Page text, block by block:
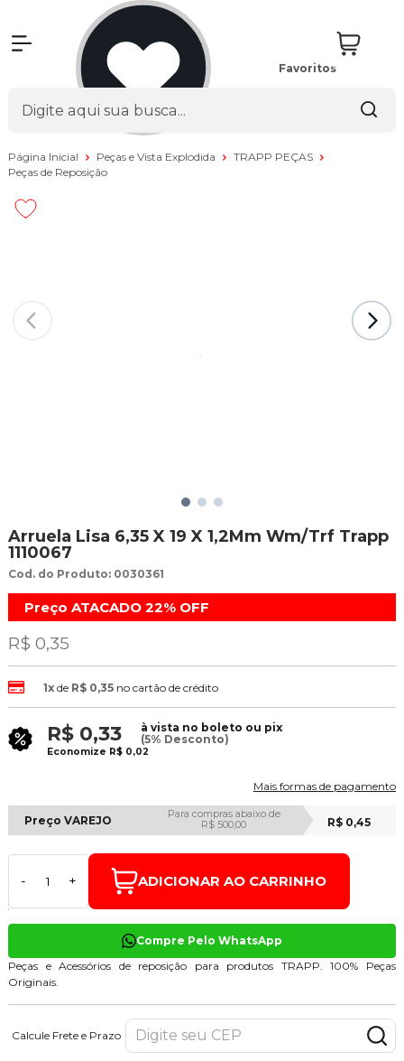
Favoritos
Página Inicial Peças e Vista Explodida
TRAPP PEÇAS
Peças de Reposição
Arruela Lisa 6,35 X 19 X 1,2Mm Wm/Trf Trapp
1110067
Cod. do Produto: 0030361
Preço ATACADO 22% OFF
R$ 0,35
1xde R$ 0,35 no cartão de crédito
R$ 0,33
à vista no boleto ou pix
(5% Desconto)
Economize R$ 0,02
Mais formas de pagamento
Preço VAREJO
Para compras abaixo de
R$ 500,00
R$ 0,45
- + ADICIONAR AO CARRINHO
Compre Pelo WhatsApp
Peças e Acessórios de reposição para produtos TRAPP. 100% Peças
Originais.
Calcule Frete e Prazo